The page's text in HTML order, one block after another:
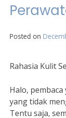
Posted on
Rahasia Kulit
Halo,
yang tidak
Tentu saja,